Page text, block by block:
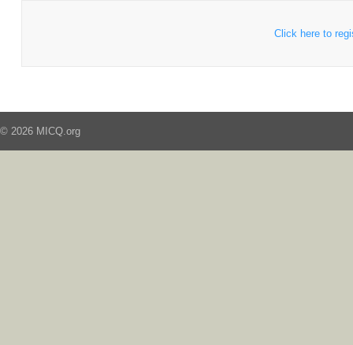
Click here to
© 2026 MICQ.org